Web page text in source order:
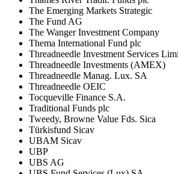
The Emerging Markets Strategic
The Fund AG
The Wanger Investment Company
Thema International Fund plc
Threadneedle Investment Services
Threadneedle Investments (AMEX)
Threadneedle Manag. Lux. SA
Threadneedle OEIC
Tocqueville Finance S.A.
Traditional Funds plc
Tweedy, Browne Value Fds. Sica
Türkisfund Sicav
UBAM Sicav
UBP
UBS AG